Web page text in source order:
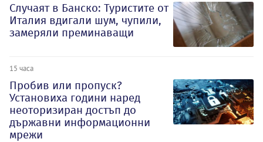
Случаят в Банско: Туристите от
Италия вдигали шум, чупили,
замеряли преминаващи
15 часа
Пробив или пропуск?
Установиха години наред
неоторизиран достъп до
държавни информационни
мрежи